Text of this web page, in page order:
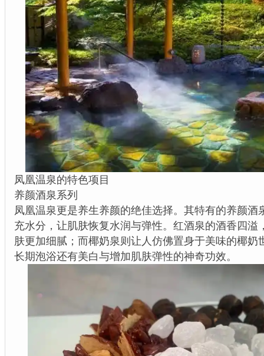
凤凰温泉的特色项目
养颜酒泉系列
凤凰温泉更是养生养颜的绝佳选择。其特有的养颜酒
充水分，让肌肤恢复水润与弹性。红酒泉的酒香四溢
肤更加细腻；而椰奶泉则让人仿佛置身于美味的椰奶
长期泡浴还有美白与增加肌肤弹性的神奇功效。